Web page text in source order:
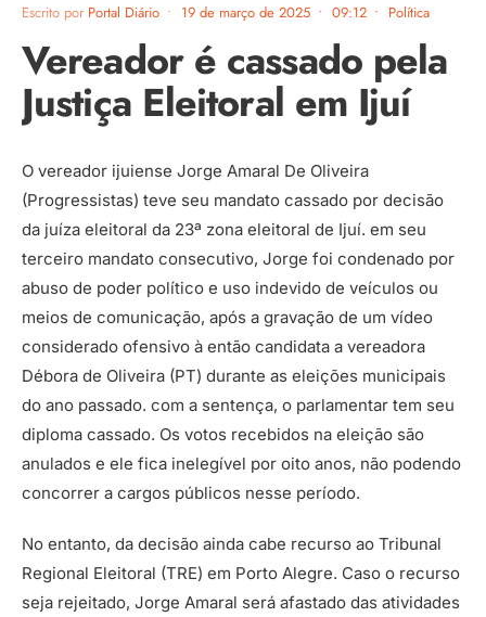
Escrito por Portal Diário • 19 de março de 2025 • 09:12 • Política
Vereador é cassado pela
Justiça Eleitoral em Ijuí
O vereador ijuiense Jorge Amaral De Oliveira
(Progressistas) teve seu mandato cassado por decisão
da juíza eleitoral da 23ª zona eleitoral de Ijuí. em seu
terceiro mandato consecutivo, Jorge foi condenado por
abuso de poder político e uso indevido de veículos ou
meios de comunicação, após a gravação de um vídeo
considerado ofensivo à então candidata a vereadora
Débora de Oliveira (PT) durante as eleições municipais
do ano passado. com a sentença, o parlamentar tem seu
diploma cassado. Os votos recebidos na eleição são
anulados e ele fica inelegível por oito anos, não podendo
concorrer a cargos públicos nesse período.
No entanto, da decisão ainda cabe recurso ao Tribunal
Regional Eleitoral (TRE) em Porto Alegre. Caso o recurso
seja rejeitado, Jorge Amaral será afastado das atividades